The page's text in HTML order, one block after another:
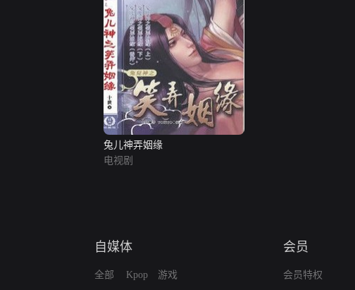
兔儿神弄姻缘
电视剧
自媒体
全部 Kpop 游戏
会员
会员特权